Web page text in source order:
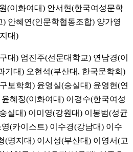
(이화여대) 안서현(한국여성문학
안혜연(인문학협동조합) 양가영
대)
대) 엄진주(선문대학교) 연남경(이
기대) 오현석(부산대, 한국문학회)
보학회) 윤영실(숭실대) 윤영현(연
혜정(이화여대) 이경수(한국여성
실대) 이미영(강원대) 이봉범(성균
(카이스트) 이수경(강남대) 이수
(명지대) 이시성(부산대) 이영서(고